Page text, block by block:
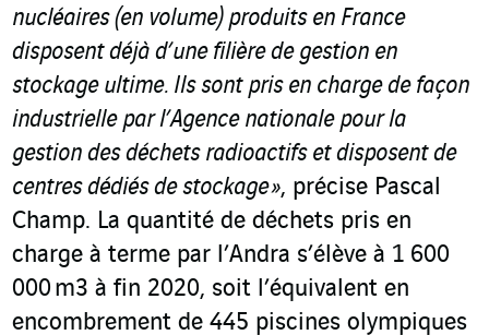
nucléaires (en volume) produits en France
disposent déjà d’une filière de gestion en
stockage ultime. Ils sont pris en charge de façon
industrielle par l’Agence nationale pour la
gestion des déchets radioactifs et disposent de
centres dédiés de stockage », précise Pascal
Champ. La quantité de déchets pris en
charge à terme par l’Andra s’élève à 1 600
000 m3 à fin 2020, soit l’équivalent en
encombrement de 445 piscines olympiques